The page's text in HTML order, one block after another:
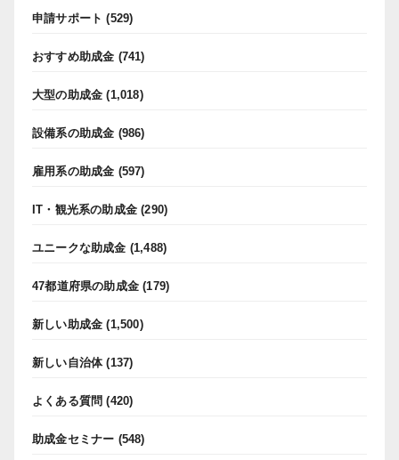
申請サポート (529)
おすすめ助成金 (741)
大型の助成金 (1,018)
設備系の助成金 (986)
雇用系の助成金 (597)
IT・観光系の助成金 (290)
ユニークな助成金 (1,488)
47都道府県の助成金 (179)
新しい助成金 (1,500)
新しい自治体(137)
よくある質問 (420)
助成金セミナー (548)